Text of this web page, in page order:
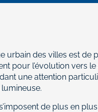
urbain des villes est
pour l’évolution vers
une attention
de plus en